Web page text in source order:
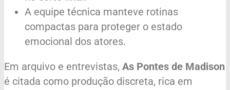
A equipe técnica manteve rotinas
compactas para proteger o estado
emocional dos atores.
Em arquivo e entrevistas, As Pontes de Madison
é citada como produção discreta, rica em